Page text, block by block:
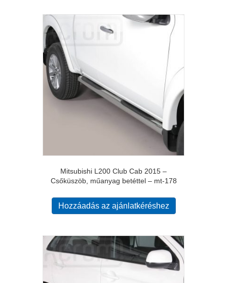
Mitsubishi L200 Club Cab 2015 –
Csőküszöb, műanyag betéttel – mt-178
Hozzáadás az ajánlatkéréshez